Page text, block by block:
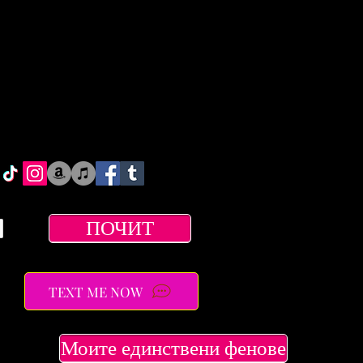
ПОЧИТ
TEXT ME NOW
Моите единствени фенове